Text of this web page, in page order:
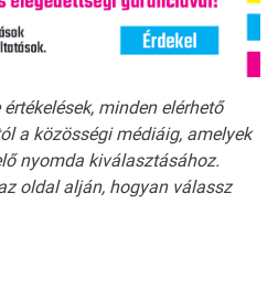
minden elérhető
a közösségi médiáig, amelyek
nyomda kiválasztásához.
oldal alján, hogyan válassz